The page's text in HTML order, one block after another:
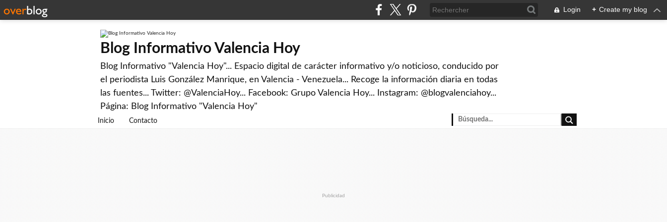
Login + Create my blog
Blog Informativo Valencia Hoy
Blog Informativo "Valencia Hoy"... Espacio digital de carácter informativo y/o noticioso, conducido por
el periodista Luis González Manrique, en Valencia - Venezuela... Recoge la información diaria en todas
las fuentes... Twitter: @ValenciaHoy... Facebook: Grupo Valencia Hoy... Instagram: @blogvalenciahoy...
Página: Blog Informativo "Valencia Hoy"
Inicio Contacto
Publicidad